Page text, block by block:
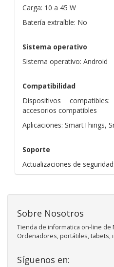
Carga: 10 a 45 W
Batería extraíble: No
Sistema operativo
Sistema operativo: Android
Compatibilidad
Dispositivos
accesorios compatibles
Aplicaciones: SmartThings,
Soporte
Actualizaciones de
Sobre Nosotros
Tienda de informatica on-line de
Ordenadores, portátiles, tabets,
Síguenos en: